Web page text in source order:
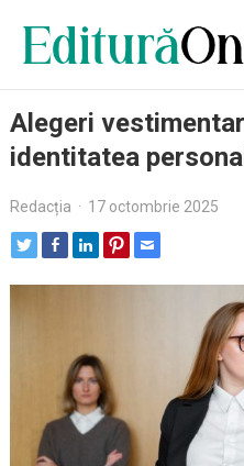
Alegeri
identitatea
Redacția · 17 octombrie 2025